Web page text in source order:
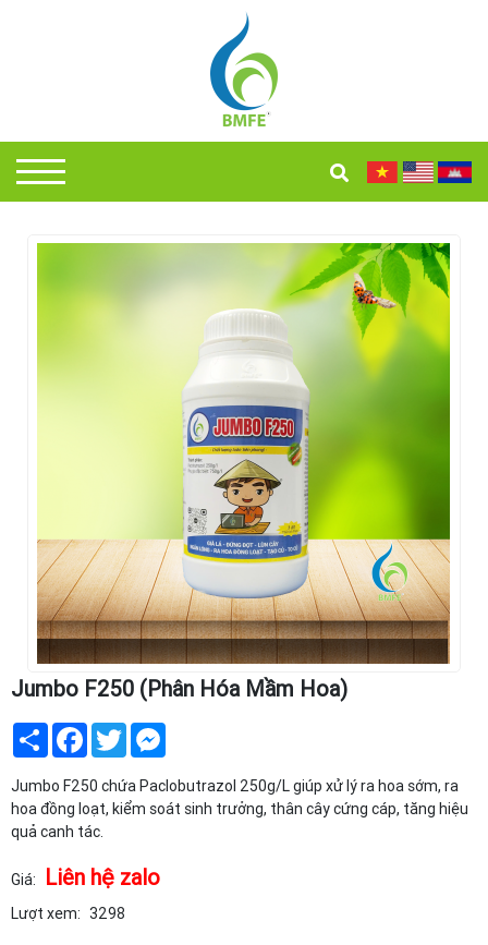
Jumbo F250 (Phân Hóa Mầm Hoa)
Share Facebook
Twitter
Jumbo F250 chứa Paclobutrazol 250g/L giúp xử lý ra hoa sớm, ra
hoa đồng loạt, kiểm soát sinh trưởng, thân cây cứng cáp, tăng hiệu
quả canh tác.
Giá: Liên hệ zalo
Lượt xem: 3298